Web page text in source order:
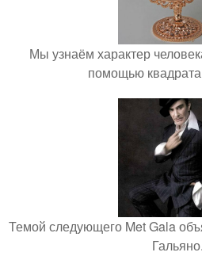
Мы узнаём характер
помощью
Темой следующего Met Gala
Гальяно.